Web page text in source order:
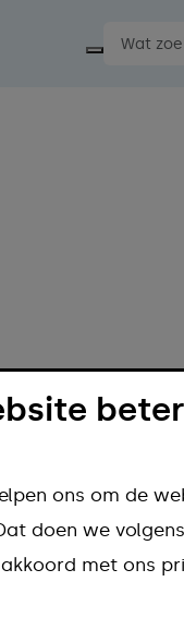
ons om de
doen we
met ons